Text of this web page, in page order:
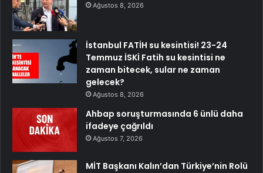
Ağustos 8, 2026
İstanbul FATİH su kesintisi! 23-24
Temmuz İSKİ Fatih su kesintisi ne
zaman bitecek, sular ne zaman
gelecek?
Ağustos 8, 2026
Ahbap soruşturmasında 6 ünlü daha
ifadeye çağrıldı
Ağustos 7, 2026
MİT Başkanı Kalın’dan Türkiye’nin Rolü